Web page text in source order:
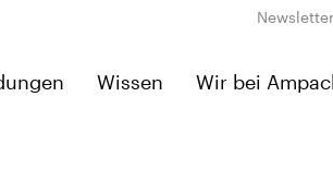
Newsletter
Wissen Wir bei